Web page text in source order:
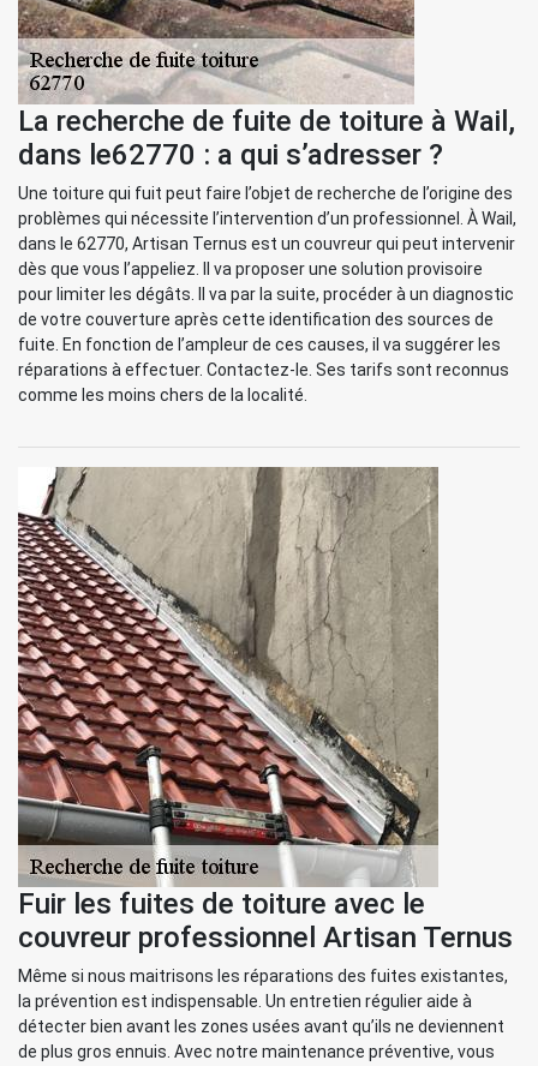
La recherche de fuite de toiture à Wail,
dans le62770 : a qui s’adresser ?
Une toiture qui fuit peut faire l’objet de recherche de l’origine des
problèmes qui nécessite l’intervention d’un professionnel. À Wail,
dans le 62770, Artisan Ternus est un couvreur qui peut intervenir
dès que vous l’appeliez. Il va proposer une solution provisoire
pour limiter les dégâts. Il va par la suite, procéder à un diagnostic
de votre couverture après cette identification des sources de
fuite. En fonction de l’ampleur de ces causes, il va suggérer les
réparations à effectuer. Contactez-le. Ses tarifs sont reconnus
comme les moins chers de la localité.
Fuir les fuites de toiture avec le
couvreur professionnel Artisan Ternus
Même si nous maitrisons les réparations des fuites existantes,
la prévention est indispensable. Un entretien régulier aide à
détecter bien avant les zones usées avant qu’ils ne deviennent
de plus gros ennuis. Avec notre maintenance préventive, vous